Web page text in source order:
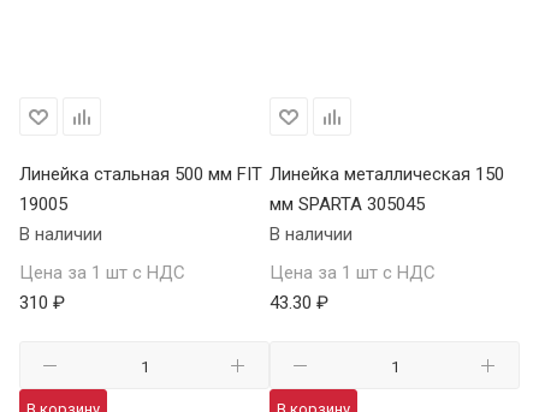
Линейка стальная 500 мм FIT
19005
В наличии
Цена за 1 шт с НДС
310 ₽
Линейка металлическая 150
мм SPARTA 305045
В наличии
Цена за 1 шт с НДС
43.30 ₽